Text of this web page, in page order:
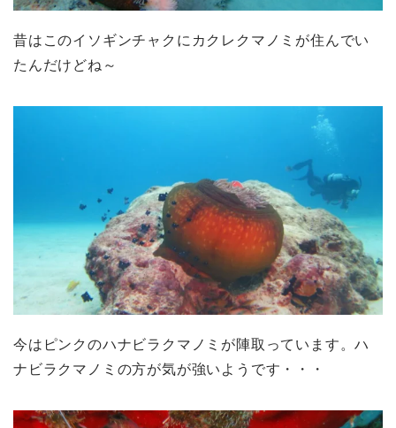
昔はこのイソギンチャクにカクレクマノミが住んでい
たんだけどね～
今はピンクのハナビラクマノミが陣取っています。ハ
ナビラクマノミの方が気が強いようです・・・